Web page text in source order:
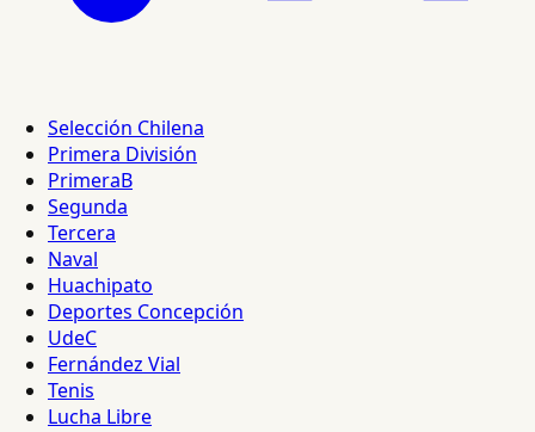
Selección Chilena
Primera División
PrimeraB
Segunda
Tercera
Naval
Huachipato
Deportes Concepción
UdeC
Fernández Vial
Tenis
Lucha Libre